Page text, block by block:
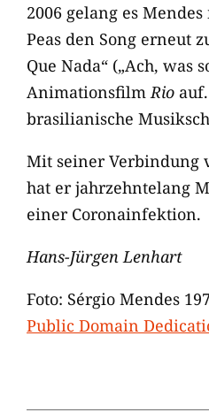
2006 gelang es
Peas den Song erneut
Que Nada“ („Ach, was
Animationsfilm Rio
brasilianische
Mit seiner Verbindung
hat er jahrzehntelang
einer Coronainfektion.
Hans-Jürgen Lenhart
Foto: Sérgio Mendes
Public Domain